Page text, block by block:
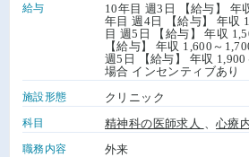
給与
10年目 週3日 【給与】 年
年目 週4日 【給与】 年収
目 週5日 【給与】 年収
【給与】 年収 1,600～
週5日 【給与】 年収
場合 インセンティブあり
施設形態 クリニック
科目 精神科の医師求人 、心療
職務内容 外来